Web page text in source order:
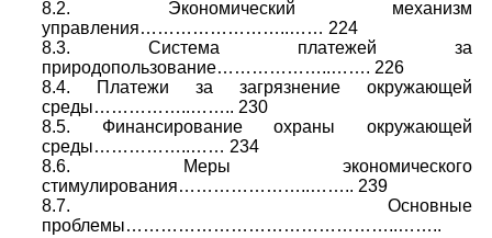
8.2. Экономический механизм
управления……………………..…… 224
8.3. Система платежей за
природопользование………………..……. 226
8.4. Платежи за загрязнение окружающей
среды……………..…….. 230
8.5. Финансирование охраны окружающей
среды……………..…… 234
8.6. Меры экономического
стимулирования…………………..…….. 239
8.7. Основные
проблемы………………………………………..……..